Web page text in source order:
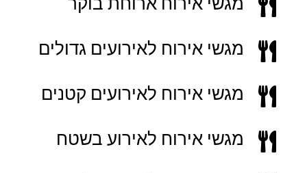

 מגשי אירוח לאירועים גדולים
 מגשי אירוח לאירועים קטנים
 מגשי אירוח לאירוע בשטח